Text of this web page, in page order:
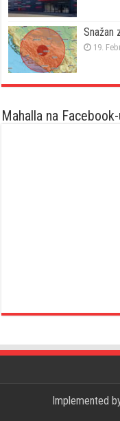
Snažan
19.
Mahalla na
Implemented